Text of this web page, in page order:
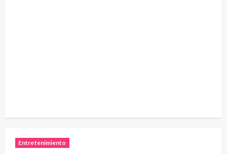
Entretenimiento